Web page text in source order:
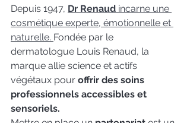
Depuis 1947, Dr Renaud incarne une
cosmétique experte, émotionnelle et
naturelle. Fondée par le
dermatologue Louis Renaud, la
marque allie science et actifs
végétaux pour offrir des soins
professionnels accessibles et
sensoriels.